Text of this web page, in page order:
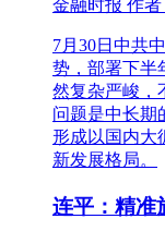
金融时报 作者
7月30日中共
势，部署下半
然复杂严峻，
问题是中长期
形成以国内大
新发展格局。
连平：精准